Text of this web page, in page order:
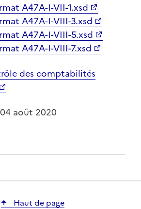
A47A-I-VII-1.xsd
A47A-I-VIII-3.xsd
A47A-I-VIII-5.xsd
A47A-I-VIII-7.xsd
des comptabilités
août 2020
Haut de page